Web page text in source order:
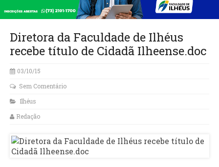
Diretora da Faculdade de Ilhéus
03/10/15
Sem Comentário
Ilhéus
Redação